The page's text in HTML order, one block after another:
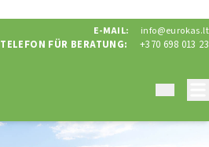
E-MAIL: info@eurokas.lt
TELEFON FÜR BERATUNG: +370 698 013 23